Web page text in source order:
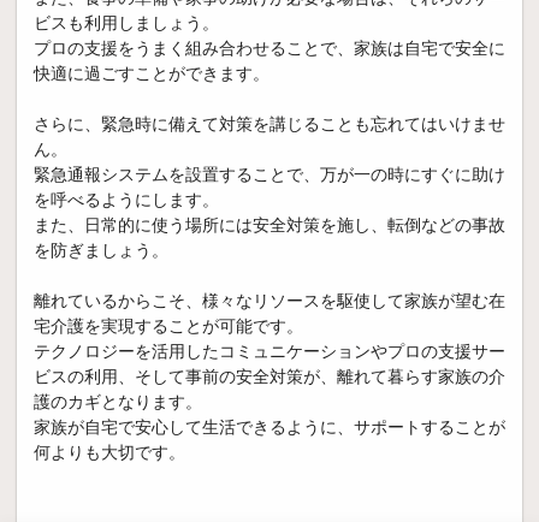
ビスも利用しましょう。
プロの支援をうまく組み合わせることで、家族は自宅で安全に
快適に過ごすことができます。
さらに、緊急時に備えて対策を講じることも忘れてはいけませ
ん。
緊急通報システムを設置することで、万が一の時にすぐに助け
を呼べるようにします。
また、日常的に使う場所には安全対策を施し、転倒などの事故
を防ぎましょう。
離れているからこそ、様々なリソースを駆使して家族が望む在
宅介護を実現することが可能です。
テクノロジーを活用したコミュニケーションやプロの支援サー
ビスの利用、そして事前の安全対策が、離れて暮らす家族の介
護のカギとなります。
家族が自宅で安心して生活できるように、サポートすることが
何よりも大切です。